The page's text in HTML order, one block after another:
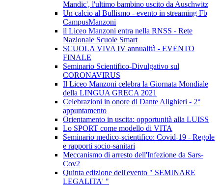
Mandic', l'ultimo bambino uscito da Auschwitz
Un calcio al Bullismo - evento in streaming Fb
CampusManzoni
il Liceo Manzoni entra nella RNSS - Rete
Nazionale Scuole Smart
SCUOLA VIVA IV annualità - EVENTO
FINALE
Seminario Scientifico-Divulgativo sul
CORONAVIRUS
Il Liceo Manzoni celebra la Giornata Mondiale
della LINGUA GRECA 2021
Celebrazioni in onore di Dante Alighieri - 2°
appuntamento
Orientamento in uscita: opportunità alla LUISS
Lo SPORT come modello di VITA
Seminario medico-scientifico: Covid-19 - Regole
e rapporti socio-sanitari
Meccanismo di arresto dell'Infezione da Sars-
Cov2
Quinta edizione dell'evento " SEMINARE
LEGALITA' "